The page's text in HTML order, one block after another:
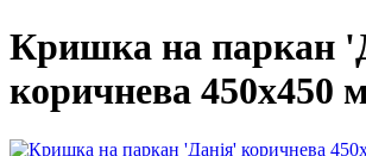
Кришка на паркан
коричнева 450х450